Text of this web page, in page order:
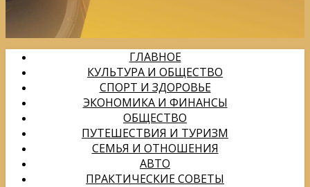
ГЛАВНОЕ
КУЛЬТУРА И ОБЩЕСТВО
СПОРТ И ЗДОРОВЬЕ
ЭКОНОМИКА И ФИНАНСЫ
ОБЩЕСТВО
ПУТЕШЕСТВИЯ И ТУРИЗМ
СЕМЬЯ И ОТНОШЕНИЯ
АВТО
ПРАКТИЧЕСКИЕ СОВЕТЫ